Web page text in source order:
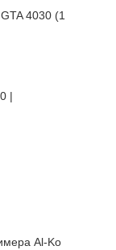
4030 (1
|
Al-Ko